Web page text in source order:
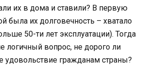
их в дома и ставили? В первую
была их долговечность – хватало
50-ти лет эксплуатации). Тогда
логичный вопрос, не дорого ли
удовольствие гражданам страны?